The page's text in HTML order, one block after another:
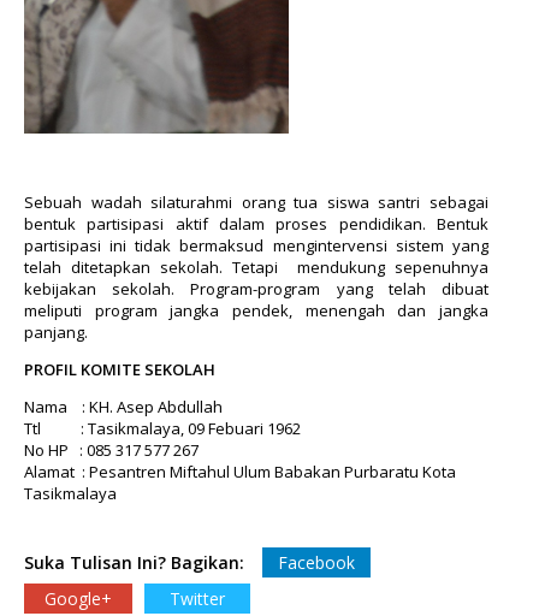
Sebuah wadah silaturahmi orang tua siswa santri sebagai
bentuk partisipasi aktif dalam proses pendidikan. Bentuk
partisipasi ini tidak bermaksud mengintervensi sistem yang
telah ditetapkan sekolah. Tetapi mendukung sepenuhnya
kebijakan sekolah. Program-program yang telah dibuat
meliputi program jangka pendek, menengah dan jangka
panjang.
PROFIL KOMITE SEKOLAH
Nama : KH. Asep Abdullah
Ttl : Tasikmalaya, 09 Febuari 1962
No HP : 085 317 577 267
Alamat : Pesantren Miftahul Ulum Babakan Purbaratu Kota
Tasikmalaya
Suka Tulisan Ini? Bagikan:
Facebook
Google+
Twitter